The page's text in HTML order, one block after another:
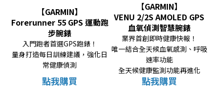
【GARMIN】
Forerunner 55 GPS 運動跑
步腕錶
入門跑者首選GPS跑錶！
量身打造每日訓練建議，強化日
常健康偵測
【GARMIN】
VENU 2/2S AMOLED GPS
血氧偵測智慧腕錶
業界首創即時健康快報！
唯一結合全天候血氧感測、呼吸
速率功能
全天候健康監測功能再進化
點我購買 點我購買